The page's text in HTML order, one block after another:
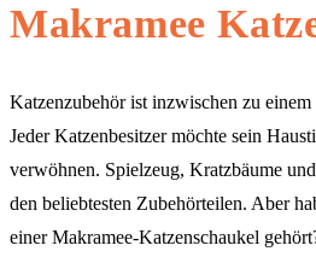
Makramee
Katzenzubehör ist inzwischen zu
Jeder Katzenbesitzer möchte sein
verwöhnen. Spielzeug, Kratzbäume
den beliebtesten Zubehörteilen. Aber
einer Makramee-Katzenschaukel